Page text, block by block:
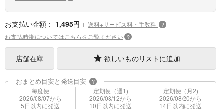
お支払い金額： 1,495円 + 送料+サービス料・手数料 ?
お支払時期についてはこちらをご覧ください ?
店舗在庫 欲しいものリストに追加
おまとめ目安と発送目安 ?
毎度便
2026/08/07から
5日以内に発送
定期便（週1)
2026/08/12から
10日以内に発送
定期便（月2)
2026/08/20から
14日以内に発送